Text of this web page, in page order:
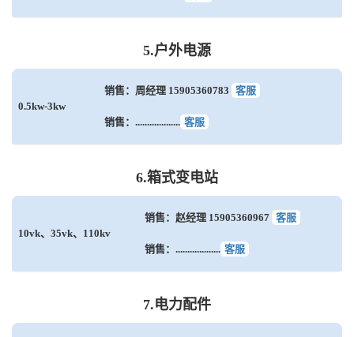
5.户外电源
0.5kw-3kw
销售：周经理 15905360783 客服
销售：................... 客服
6.箱式变电站
10vk、35vk、110kv
销售：赵经理 15905360967 客服
销售：................... 客服
7.电力配件